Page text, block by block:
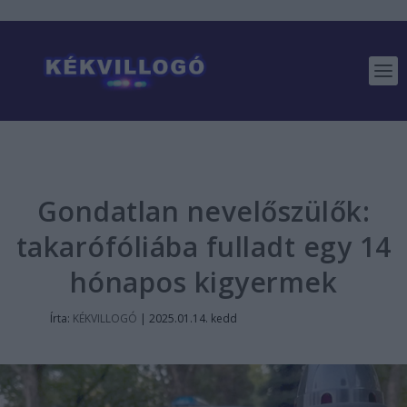
Gondatlan nevelőszülők:
takarófóliába fulladt egy 14
hónapos kigyermek
Írta: KÉKVILLOGÓ | 2025.01.14. kedd